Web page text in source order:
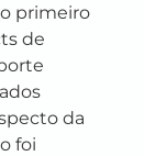
primeiro
de
da
foi